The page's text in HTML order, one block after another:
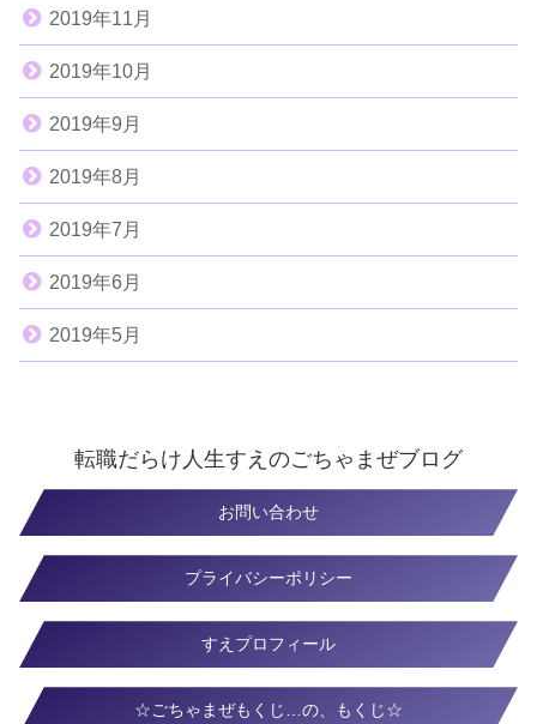
2019年11月
2019年10月
2019年9月
2019年8月
2019年7月
2019年6月
2019年5月
転職だらけ人生すえのごちゃまぜブログ
お問い合わせ
プライバシーポリシー
すえプロフィール
☆ごちゃまぜもくじ…の、もくじ☆